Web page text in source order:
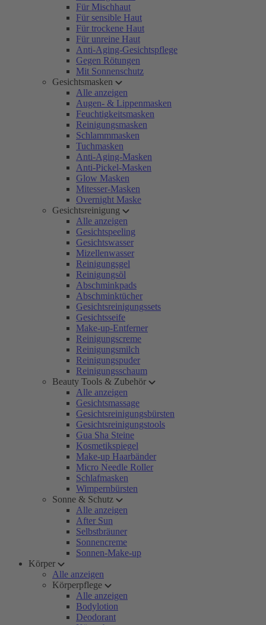
Für Mischhaut
Für sensible Haut
Für trockene Haut
Für unreine Haut
Anti-Aging-Gesichtspflege
Gegen Rötungen
Mit Sonnenschutz
Gesichtsmasken
Alle anzeigen
Augen- & Lippenmasken
Feuchtigkeitsmasken
Reinigungsmasken
Schlammmasken
Tuchmasken
Anti-Aging-Masken
Anti-Pickel-Masken
Glow Masken
Mitesser-Masken
Overnight Maske
Gesichtsreinigung
Alle anzeigen
Gesichtspeeling
Gesichtswasser
Mizellenwasser
Reinigungsgel
Reinigungsöl
Abschminkpads
Abschminktücher
Gesichtsreinigungssets
Gesichtsseife
Make-up-Entferner
Reinigungscreme
Reinigungsmilch
Reinigungspuder
Reinigungsschaum
Beauty Tools & Zubehör
Alle anzeigen
Gesichtsmassage
Gesichtsreinigungsbürsten
Gesichtsreinigungstools
Gua Sha Steine
Kosmetikspiegel
Make-up Haarbänder
Micro Needle Roller
Schlafmasken
Wimpernbürsten
Sonne & Schutz
Alle anzeigen
After Sun
Selbstbräuner
Sonnencreme
Sonnen-Make-up
Körper
Alle anzeigen
Körperpflege
Alle anzeigen
Bodylotion
Deodorant